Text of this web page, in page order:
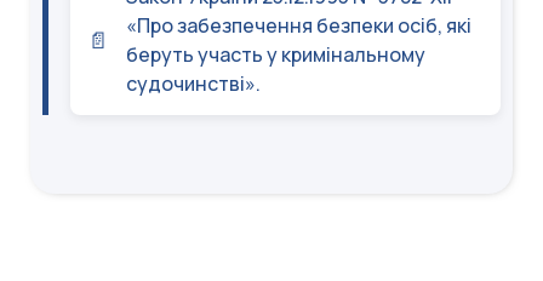
«Про забезпечення безпеки осіб, які
беруть участь у кримінальному
судочинстві».